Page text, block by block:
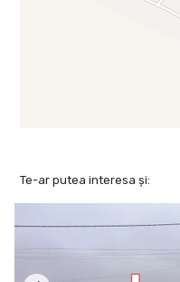
Te-ar putea interesa și: